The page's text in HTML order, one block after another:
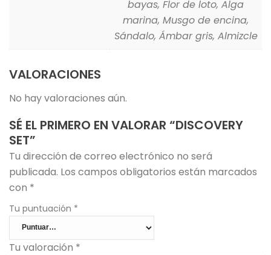
bayas, Flor de loto, Alga
marina, Musgo de encina,
Sándalo, Ámbar gris, Almizcle
VALORACIONES
No hay valoraciones aún.
SÉ EL PRIMERO EN VALORAR “DISCOVERY
SET”
Tu dirección de correo electrónico no será
publicada. Los campos obligatorios están marcados
con *
Tu puntuación *
Tu valoración *